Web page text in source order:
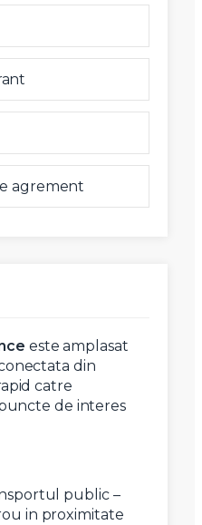
agrement
este amplasat
din
catre
de interes
public –
in proximitate